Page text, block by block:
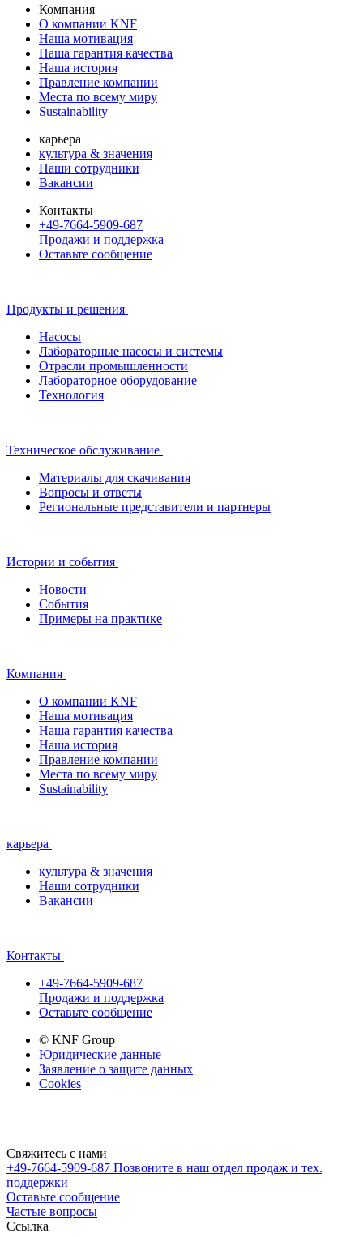
Компания
О компании KNF
Наша мотивация
Наша гарантия качества
Наша история
Правление компании
Места по всему миру
Sustainability
карьера
культура & значения
Наши сотрудники
Вакансии
Контакты
+49-7664-5909-687
Продажи и поддержка
Оставьте сообщение
Продукты и решения
Насосы
Лабораторные насосы и системы
Отрасли промышленности
Лабораторное оборудование
Технология
Техническое обслуживание
Материалы для скачивания
Вопросы и ответы
Региональные представители и партнеры
Истории и события
Новости
События
Примеры на практике
Компания
О компании KNF
Наша мотивация
Наша гарантия качества
Наша история
Правление компании
Места по всему миру
Sustainability
карьера
культура & значения
Наши сотрудники
Вакансии
Контакты
+49-7664-5909-687
Продажи и поддержка
Оставьте сообщение
© KNF Group
Юридические данные
Заявление о защите данных
Cookies
Свяжитесь с нами
+49-7664-5909-687 Позвоните в наш отдел продаж и тех.
поддержки
Оставьте сообщение
Частые вопросы
Cсылка